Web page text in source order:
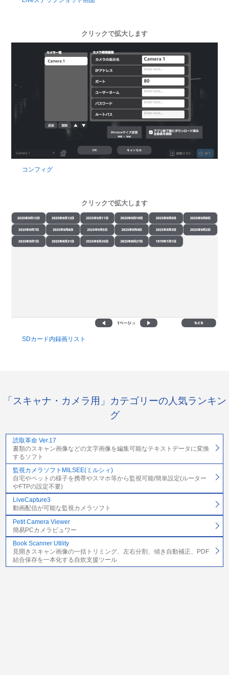
クリックで拡大します
コンフィグ
クリックで拡大します
SDカード内録画リスト
「スキャナ・カメラ用」カテゴリーの人気ランキン
グ
読取革命 Ver.17
書類のスキャン画像などの文字画像を編集可能なテキストデータに変換
するソフト
監視カメラソフトMILSEE(ミルシィ)
自宅やペットの様子を携帯やスマホ等から監視可能/簡単設定(ルーター
やFTPの設定不要)
LiveCapture3
動画配信が可能な監視カメラソフト
Petit Camera Viewer
簡易PCカメラビュワー
Book Scanner Utility
見開きスキャン画像の一括トリミング、左右分割、傾き自動補正、PDF
結合保存を一本化する自炊支援ツール